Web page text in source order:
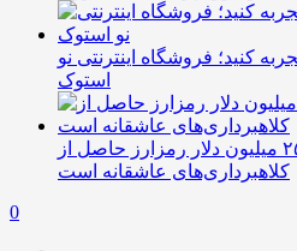
کنید؛ فروشگاه اینترنتی نو
استوک
آمریکا در پی توقیف ۲۵ میلیون دلار رمزارز حاصل از
کلاهبرداری‌های عاشقانه است
0